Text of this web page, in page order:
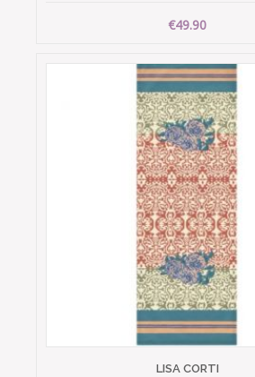
€49.90
LISA CORTI